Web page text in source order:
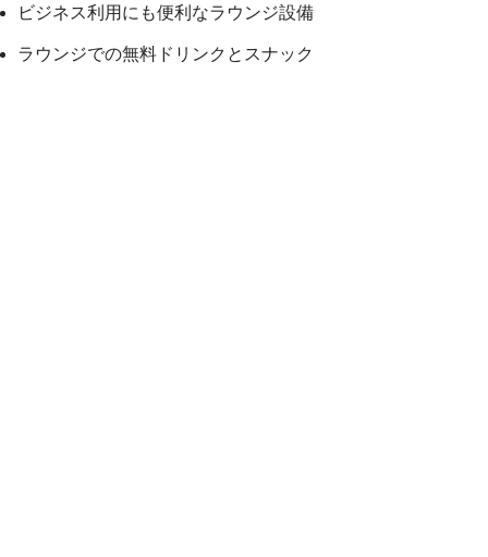
ビジネス利用にも便利なラウンジ設備
ラウンジでの無料ドリンクとスナック